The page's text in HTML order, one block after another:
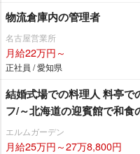
物流倉庫内の管理者
名古屋営業所
月給22万円～
正社員 / 愛知県
結婚式場での料理人 料亭で
フ/～北海道の迎賓館で和食
エルムガーデン
月給25万円～27万8,800円